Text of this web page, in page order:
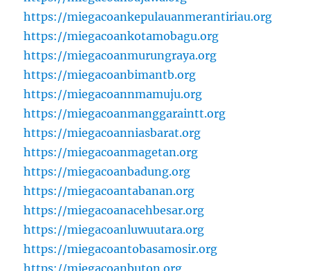
https://miegacoankepulauanmerantiriau.org
https://miegacoankotamobagu.org
https://miegacoanmurungraya.org
https://miegacoanbimantb.org
https://miegacoannmamuju.org
https://miegacoanmanggaraintt.org
https://miegacoanniasbarat.org
https://miegacoanmagetan.org
https://miegacoanbadung.org
https://miegacoantabanan.org
https://miegacoanacehbesar.org
https://miegacoanluwuutara.org
https://miegacoantobasamosir.org